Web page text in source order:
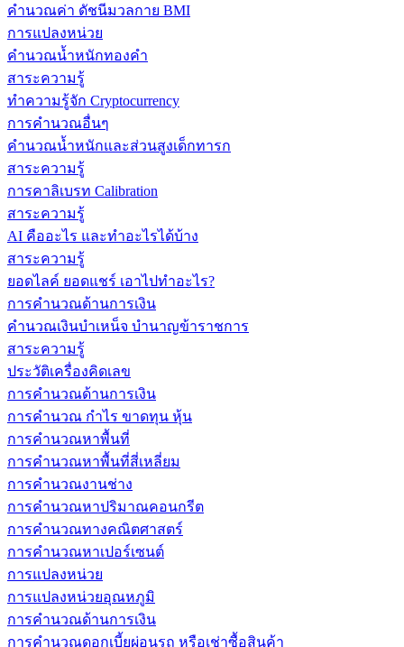
คำนวณค่า ดัชนีมวลกาย BMI
การแปลงหน่วย
คำนวณน้ำหนักทองคำ
สาระความรู้
ทำความรู้จัก Cryptocurrency
การคำนวณอื่นๆ
คำนวณน้ำหนักและส่วนสูงเด็กทารก
สาระความรู้
การคาลิเบรท Calibration
สาระความรู้
AI คืออะไร และทำอะไรได้บ้าง
สาระความรู้
ยอดไลค์ ยอดแชร์ เอาไปทำอะไร?
การคำนวณด้านการเงิน
คำนวณเงินบำเหน็จ บำนาญข้าราชการ
สาระความรู้
ประวัติเครื่องคิดเลข
การคำนวณด้านการเงิน
การคำนวณ กำไร ขาดทุน หุ้น
การคำนวณหาพื้นที่
การคำนวณหาพื้นที่สี่เหลี่ยม
การคำนวณงานช่าง
การคำนวณหาปริมาณคอนกรีต
การคำนวณทางคณิตศาสตร์
การคำนวณหาเปอร์เซนต์
การแปลงหน่วย
การแปลงหน่วยอุณหภูมิ
การคำนวณด้านการเงิน
การคำนวณดอกเบี้ยผ่อนรถ หรือเช่าซื้อสินค้า